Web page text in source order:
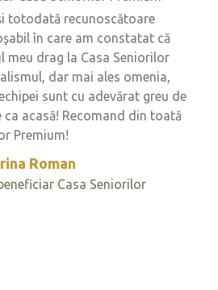
totodată recunoscătoare
în care am constatat că
meu drag la Casa Seniorilor
dar mai ales omenia,
sunt cu adevărat greu de
ca acasă! Recomand din toată
Premium!
Roman
Casa Seniorilor